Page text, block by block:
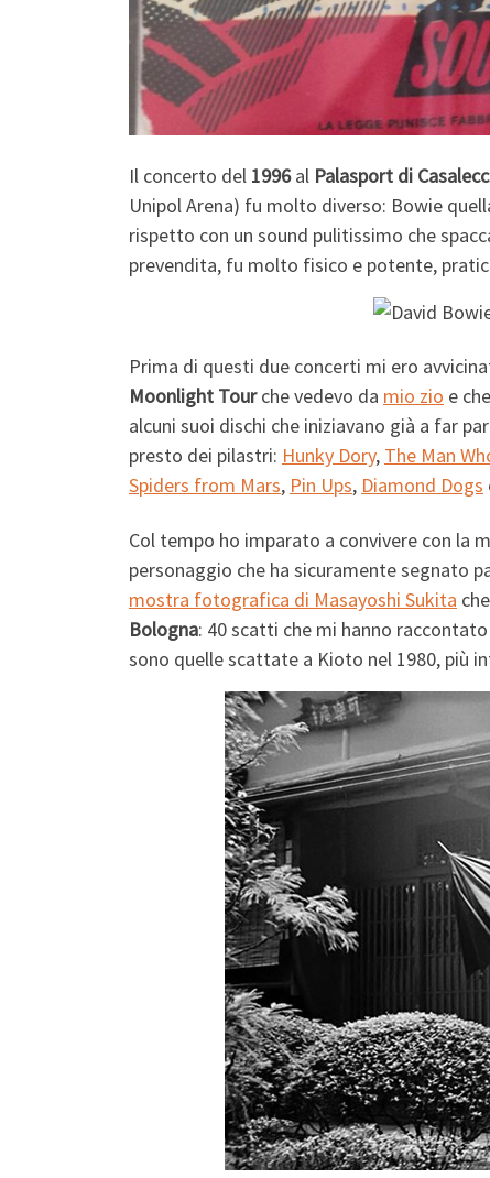
Il concerto del 1996al Palasport di
Unipol Arena) fu molto diverso: Bowie
rispetto con un sound pulitissimo che
prevendita, fu molto fisico e potente,
Prima di questi due concerti mi ero
Moonlight Tourche vedevo da mio zio e
alcuni suoi dischi che iniziavano già a far
presto dei pilastri: Hunky Dory, The Man
Spiders from Mars, Pin Ups, Diamond Dogs
Col tempo ho imparato a convivere con la
personaggio che ha sicuramente segnato
mostra fotografica di Masayoshi Sukita
Bologna: 40 scatti che mi hanno
sono quelle scattate a Kioto nel 1980, più